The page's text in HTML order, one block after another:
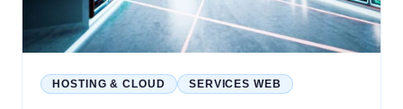
HOSTING & CLOUD SERVICES WEB